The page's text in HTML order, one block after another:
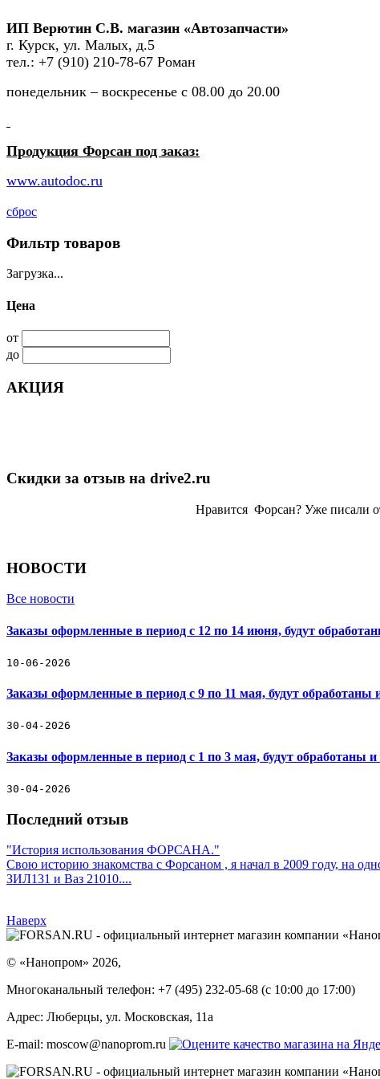
ИП Верютин С.В. магазин «Автозапчасти»
г. Курск, ул. Малых, д.5
тел.: +7 (910) 210-78-67 Роман
понедельник – воскресенье с 08.00 до 20.00
Продукция Форсан под заказ:
www.autodoc.ru
сброс
Фильтр товаров
Загрузка...
Цена
от
до
АКЦИЯ
Скидки за отзыв на drive2.ru
Нравится Форсан? Уже писали
НОВОСТИ
Все новости
Заказы оформленные в период с 12 по 14 июня, будут
10-06-2026
Заказы оформленные в период с 9 по 11 мая, будут обработаны
30-04-2026
Заказы оформленные в период с 1 по 3 мая, будут обработаны
30-04-2026
Последний отзыв
"История использования ФОРСАНА."
Свою историю знакомства с Форсаном , я начал в 2009 году, на
ЗИЛ131 и Ваз 21010....
Наверх
© «Нанопром» 2026,
Многоканальный телефон: +7 (495) 232-05-68 (c 10:00 до 17:00)
Адрес: Люберцы, ул. Московская, 11а
E-mail: moscow@nanoprom.ru